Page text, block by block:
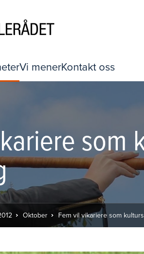
Vi menerKontakt oss
som
Oktober Fem vil vikariere som